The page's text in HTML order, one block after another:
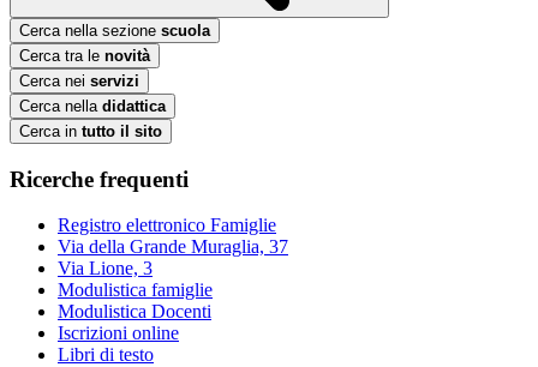
Cerca nella sezione scuola
Cerca tra le novità
Cerca nei servizi
Cerca nella didattica
Cerca in tutto il sito
Ricerche frequenti
Registro elettronico Famiglie
Via della Grande Muraglia, 37
Via Lione, 3
Modulistica famiglie
Modulistica Docenti
Iscrizioni online
Libri di testo